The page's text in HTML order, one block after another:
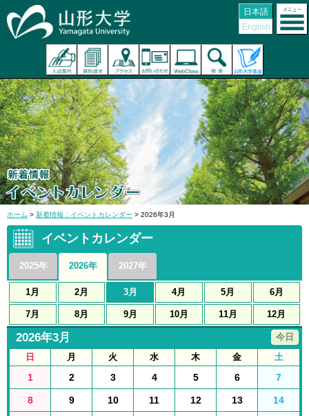
日本語
English
ホーム > 新着情報：イベントカレンダー > 2026年3月
イベントカレンダー
2025年 2026年 2027年
1月 2月 3月 4月 5月 6月
7月 8月 9月 10月 11月 12月
2026年3月
今日
日
月 火 水 木 金 土
1 2 3 4 5 6 7
8 9 10 11 12 13 14